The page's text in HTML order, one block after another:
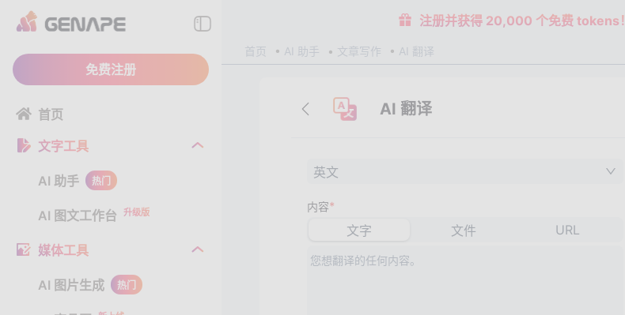
免费注册
首页
文字工具
AI 助手 热门
AI 图文工作台 升级版
媒体工具
AI 图片生成 热门
注册并获得 20,000 个免费 tokens！
首页 AI 助手 文章写作 AI 翻译
AI 翻译
英文
内容*
文字 文件 URL